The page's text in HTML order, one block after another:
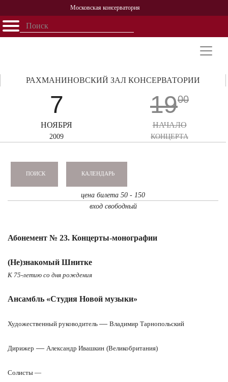
Московская консерватория
Открыть - закрыть
Персоналии
История
7
НОЯБРЯ
2009
РАХМАНИНОВСКИЙ ЗАЛ КОНСЕРВАТОРИИ
1900
НАЧАЛО
КОНЦЕРТА
ПОИСК КАЛЕНДАРЬ
цена билета 50 - 150
вход свободный
Абонемент № 23. Концерты-монографии
(Не)знакомый Шнитке
К 75-летию со дня рождения
Ансамбль «Студия Новой музыки»
Художественный руководитель — Владимир Тарнопольский
Дирижер — Александр Ивашкин (Великобритания)
Солисты —